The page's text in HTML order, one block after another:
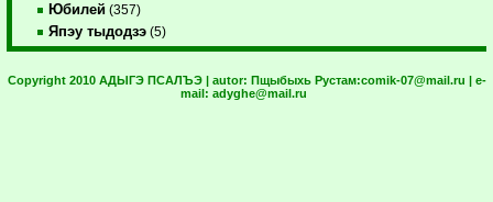
Юбилей (357)
Япэу тыдодзэ (5)
Copyright 2010 АДЫГЭ ПСАЛЪЭ | autor: Пщыбыхь Рустам:comik-07@mail.ru | e-
mail: adyghe@mail.ru